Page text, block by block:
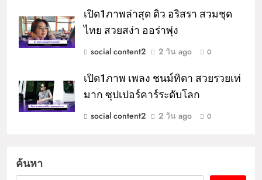
เปิด1ภาพล่าสุด ดิว อริสรา สวมชุด
ไทย สวยสง่า ออร่าพุ่ง
social content2
2 วัน ago 0
เปิด1ภาพ เพลง ชนม์ทิดา สวยรวยเท่
มาก ซุปเปอร์คาร์ระดับโลก
social content2
2 วัน ago 0
ค้นหา